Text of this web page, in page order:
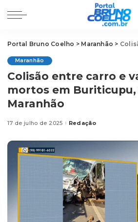
Portal Bruno Coelho > Maranhão > Colisão entre
Maranhão
Colisão entre carro e
mortos em Buriticupu,
Maranhão
17 de julho de 2025Posted
Redação